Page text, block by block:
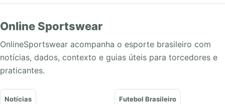
Online Sportswear
OnlineSportswear acompanha o esporte brasileiro com
notícias, dados, contexto e guias úteis para torcedores e
praticantes.
Notícias Futebol Brasileiro